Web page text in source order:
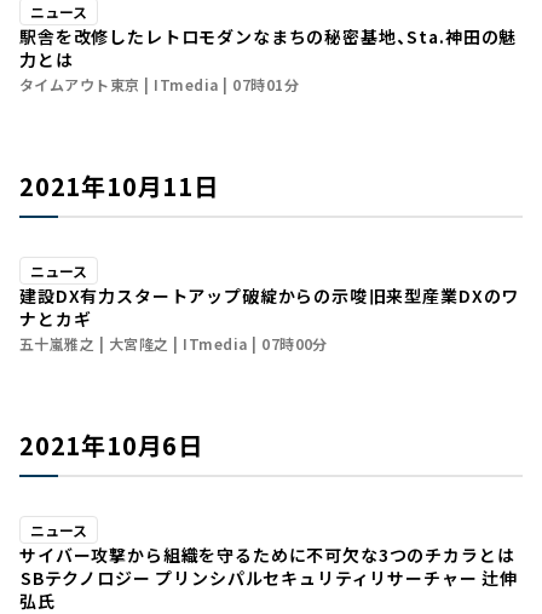
ニュース
駅舎を改修したレトロモダンなまちの秘密基地、Sta.神田の魅
力とは
タイムアウト東京 ITmedia 07時01分
2021年10月11日
ニュース
建設DX有力スタートアップ破綻からの示唆――旧来型産業DXのワ
ナとカギ
五十嵐雅之 大宮隆之 ITmedia 07時00分
2021年10月6日
ニュース
サイバー攻撃から組織を守るために不可欠な3つのチカラとは
――SBテクノロジー プリンシパルセキュリティリサーチャー 辻伸
弘氏